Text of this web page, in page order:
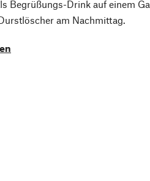
Begrüßungs-Drink auf einem
am Nachmittag.